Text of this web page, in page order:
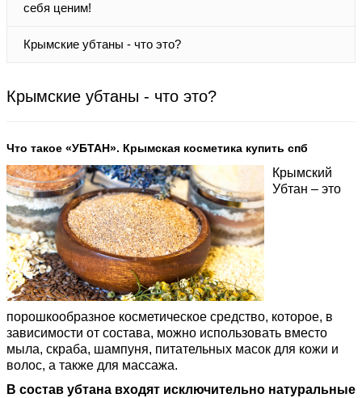
себя ценим!
Крымские убтаны - что это?
Крымские убтаны - что это?
Что такое «УБТАН». Крымская косметика купить спб
Крымский
Убтан – это
порошкообразное косметическое средство, которое, в
зависимости от состава, можно использовать вместо
мыла, скраба, шампуня, питательных масок для кожи и
волос, а также для массажа.
В состав убтана входят исключительно натуральные